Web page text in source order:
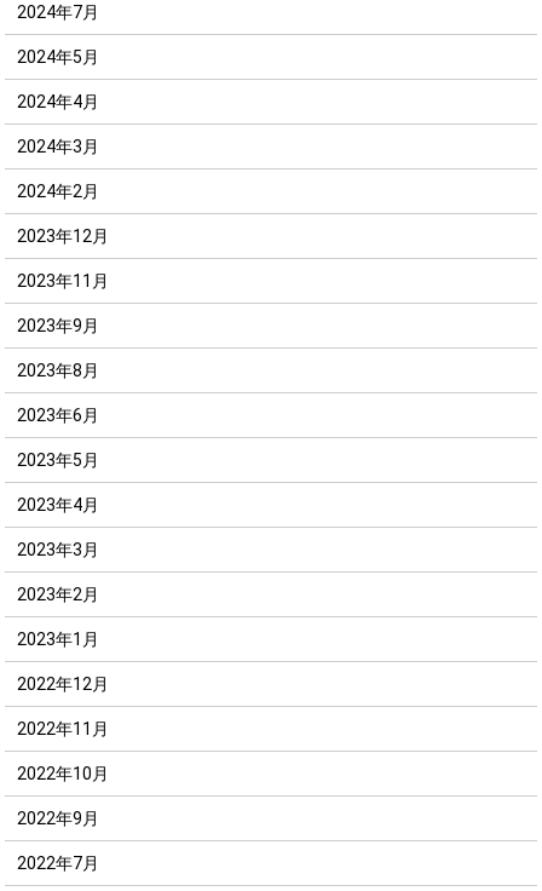
2024年7月
2024年5月
2024年4月
2024年3月
2024年2月
2023年12月
2023年11月
2023年9月
2023年8月
2023年6月
2023年5月
2023年4月
2023年3月
2023年2月
2023年1月
2022年12月
2022年11月
2022年10月
2022年9月
2022年7月